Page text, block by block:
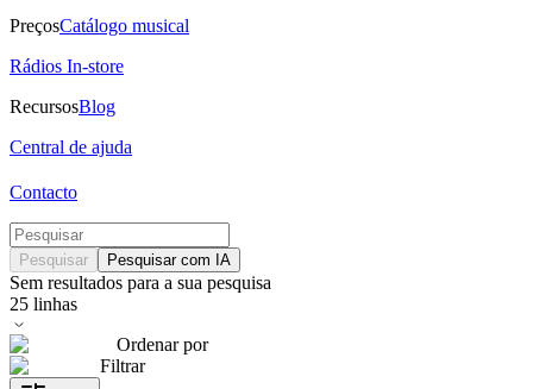
PreçosCatálogo musical
Rádios In-store
RecursosBlog
Central de ajuda
Contacto
Pesquisar Pesquisar com IA
Sem resultados para a sua pesquisa
25 linhas
Ordenar por
Filtrar